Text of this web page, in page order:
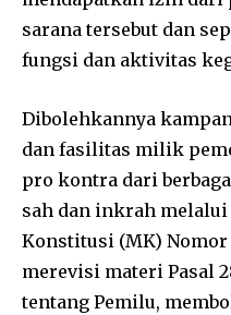
sarana tersebut dan
fungsi dan aktivitas
Dibolehkannya
dan fasilitas milik
pro kontra dari
sah dan inkrah
Konstitusi (MK) Nomor
merevisi materi Pasal
tentang Pemilu,